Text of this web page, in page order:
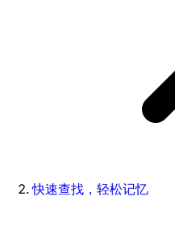
快速查找，轻松记忆